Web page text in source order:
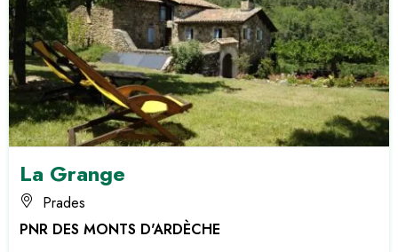
La Grange
Prades
PNR DES MONTS D'ARDÈCHE